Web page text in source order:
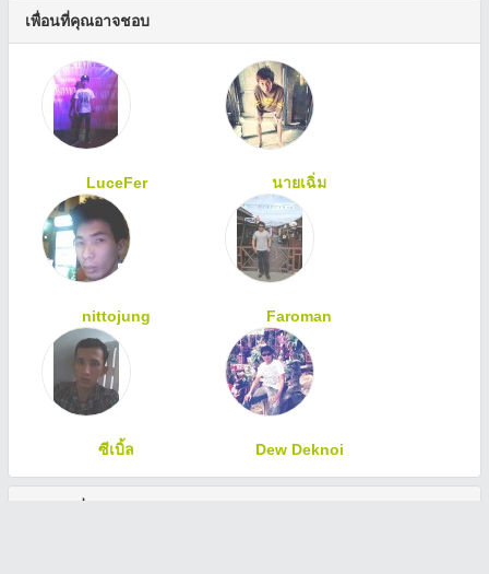
เพื่อนที่คุณอาจชอบ
LuceFer นายเฉิ่ม
nittojung Faroman
ซีเบิ้ล Dew Deknoi